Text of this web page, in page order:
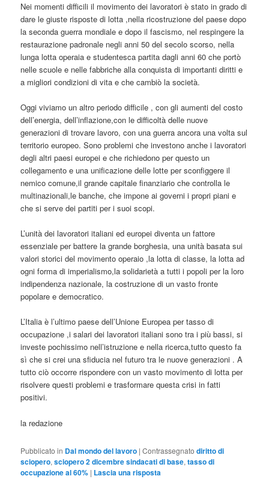
Nei momenti difficili il movimento dei lavoratori è stato in grado di
dare le giuste risposte di lotta ,nella ricostruzione del paese dopo
la seconda guerra mondiale e dopo il fascismo, nel respingere la
restaurazione padronale negli anni 50 del secolo scorso, nella
lunga lotta operaia e studentesca partita dagli anni 60 che portò
nelle scuole e nelle fabbriche alla conquista di importanti diritti e
a migliori condizioni di vita e che cambiò la società.
Oggi viviamo un altro periodo difficile , con gli aumenti del costo
dell’energia, dell’inflazione,con le difficoltà delle nuove
generazioni di trovare lavoro, con una guerra ancora una volta sul
territorio europeo. Sono problemi che investono anche i lavoratori
degli altri paesi europei e che richiedono per questo un
collegamento e una unificazione delle lotte per sconfiggere il
nemico comune,il grande capitale finanziario che controlla le
multinazionali,le banche, che impone ai governi i propri piani e
che si serve dei partiti per i suoi scopi.
L’unità dei lavoratori italiani ed europei diventa un fattore
essenziale per battere la grande borghesia, una unità basata sui
valori storici del movimento operaio ,la lotta di classe, la lotta ad
ogni forma di imperialismo,la solidarietà a tutti i popoli per la loro
indipendenza nazionale, la costruzione di un vasto fronte
popolare e democratico.
L’Italia è l’ultimo paese dell’Unione Europea per tasso di
occupazione ,i salari dei lavoratori italiani sono tra i più bassi, si
investe pochissimo nell’istruzione e nella ricerca,tutto questo fa
sì che si crei una sfiducia nel futuro tra le nuove generazioni . A
tutto ciò occorre rispondere con un vasto movimento di lotta per
risolvere questi problemi e trasformare questa crisi in fatti
positivi.
la redazione
Pubblicato in Dal mondo del lavoro |Contrassegnato diritto di
sciopero,sciopero 2 dicembre sindacati di base,tasso di
occupazione al 60% | Lascia una risposta